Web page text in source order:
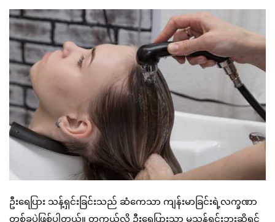
ဦးရေပြား သန့်ရှင်းခြင်းသည် ဆံကေသာ ကျန်းမာခြင်းရဲ့လက္ခဏာ
တစ်ခုပဲဖြစ်ပါတယ်။ တကယ်လို့ ဦးရေပြားသာ မသန့်ရှင်းဘူးဆိုရင်